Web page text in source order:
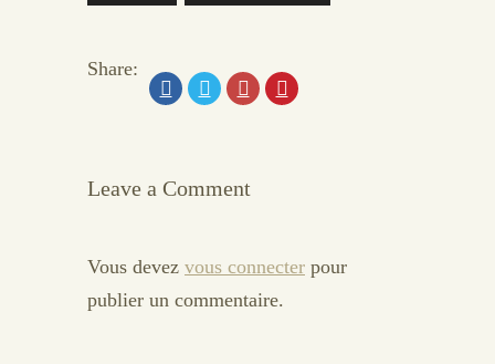
Share:
Leave a Comment
Vous devez vous connecter pour
publier un commentaire.